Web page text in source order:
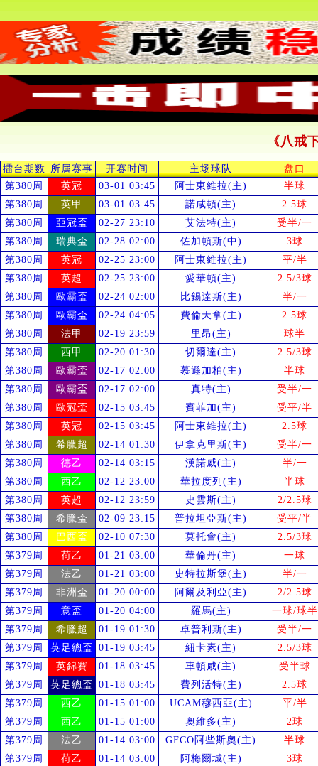
《八戒
擂台期数 所属赛事 开赛时间 主场球队
盘口
第380周
英冠 03-01 03:45 阿士東維拉(主)
半球
第380周
英甲 03-01 03:45 諾咸頓(主)
2.5球
第380周
亞冠盃 02-27 23:10 艾法特(主) 受半/一
第380周
瑞典盃 02-28 02:00 佐加頓斯(中)
3球
第380周
英冠 02-25 23:00 阿士東維拉(主)
平/半
第380周
英超 02-25 23:00 愛華頓(主)
2.5/3球
第380周
歐霸盃 02-24 02:00 比錫達斯(主)
半/一
第380周
歐霸盃 02-24 04:05 費倫天拿(主)
2.5球
第380周
法甲 02-19 23:59 里昂(主)
球半
第380周
西甲 02-20 01:30 切爾達(主)
2.5/3球
第380周
歐霸盃 02-17 02:00 慕遜加柏(主)
半球
第380周
歐霸盃 02-17 02:00 真特(主) 受半/一
第380周
歐冠盃 02-15 03:45 賓菲加(主) 受平/半
第380周
英冠 02-15 03:45 阿士東維拉(主)
2.5球
第380周
希臘超 02-14 01:30 伊拿克里斯(主) 受半/一
第380周
德乙 02-14 03:15 漢諾威(主)
半/一
第380周
西乙 02-12 23:00 華拉度列(主)
半球
第380周
英超 02-12 23:59 史雲斯(主)
2/2.5球
第380周
希臘盃 02-09 23:15 普拉坦亞斯(主) 受平/半
第380周
巴西盃 02-10 07:30 莫托會(主)
2.5/3球
第379周
荷乙 01-21 03:00 華倫丹(主)
一球
第379周
法乙 01-21 03:00 史特拉斯堡(主)
半/一
第379周
非洲盃 01-20 00:00 阿爾及利亞(主)
2/2.5球
第379周
意盃 01-20 04:00 羅馬(主)
一球/球半
第379周
希臘超 01-19 01:30 卓普利斯(主) 受半/一
第379周
英足總盃 01-19 03:45 紐卡素(主)
2.5/3球
第379周
英錦賽 01-18 03:45 車頓咸(主) 受半球
第379周
英足總盃 01-18 03:45 費列活特(主)
2.5球
第379周
西乙 01-15 01:00 UCAM穆西亞(主)
平/半
第379周
西乙 01-15 01:00 奧維多(主)
2球
第379周
法乙 01-14 03:00 GFCO阿些斯奧(主)
半球
第379周
荷乙 01-14 03:00 阿梅爾城(主)
3球